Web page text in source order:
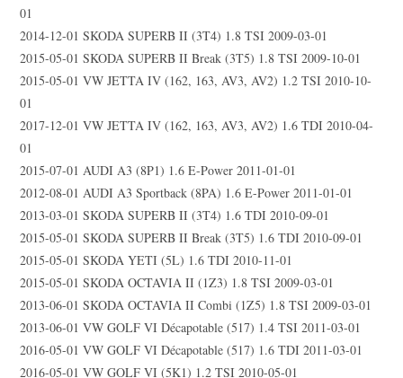
01
2014-12-01 SKODA SUPERB II (3T4) 1.8 TSI 2009-03-01
2015-05-01 SKODA SUPERB II Break (3T5) 1.8 TSI 2009-10-01
2015-05-01 VW JETTA IV (162, 163, AV3, AV2) 1.2 TSI 2010-10-
01
2017-12-01 VW JETTA IV (162, 163, AV3, AV2) 1.6 TDI 2010-04-
01
2015-07-01 AUDI A3 (8P1) 1.6 E-Power 2011-01-01
2012-08-01 AUDI A3 Sportback (8PA) 1.6 E-Power 2011-01-01
2013-03-01 SKODA SUPERB II (3T4) 1.6 TDI 2010-09-01
2015-05-01 SKODA SUPERB II Break (3T5) 1.6 TDI 2010-09-01
2015-05-01 SKODA YETI (5L) 1.6 TDI 2010-11-01
2015-05-01 SKODA OCTAVIA II (1Z3) 1.8 TSI 2009-03-01
2013-06-01 SKODA OCTAVIA II Combi (1Z5) 1.8 TSI 2009-03-01
2013-06-01 VW GOLF VI Décapotable (517) 1.4 TSI 2011-03-01
2016-05-01 VW GOLF VI Décapotable (517) 1.6 TDI 2011-03-01
2016-05-01 VW GOLF VI (5K1) 1.2 TSI 2010-05-01